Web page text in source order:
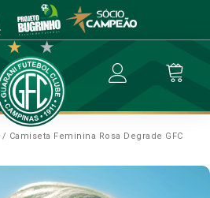
/ Camiseta Feminina Rosa Degrade GFC